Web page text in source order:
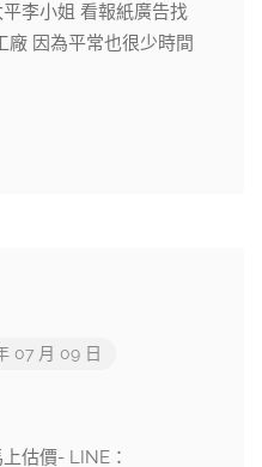
李小姐 看報紙廣告找
廠 因為平常也很少時間
07 月 09 日
估價- LINE：